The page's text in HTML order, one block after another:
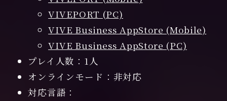
VIVEPORT (PC)
VIVE Business AppStore (Mobile)
VIVE Business AppStore (PC)
プレイ人数：1人
オンラインモード：非対応
対応言語：